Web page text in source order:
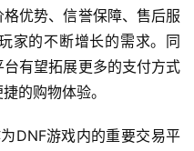
优势、信誉保障、售后服
家的不断增长的需求。同
有望拓展更多的支付方式
的购物体验。
DNF游戏内的重要交易平